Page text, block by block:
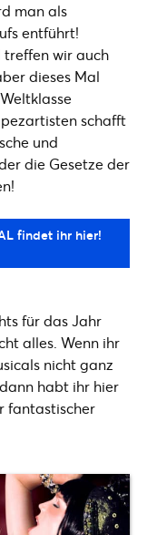
man als
entführt!
treffen wir auch
dieses Mal
schafft
und
die Gesetze der
findet ihr hier!
für das Jahr
alles. Wenn ihr
nicht ganz
habt ihr hier
fantastischer